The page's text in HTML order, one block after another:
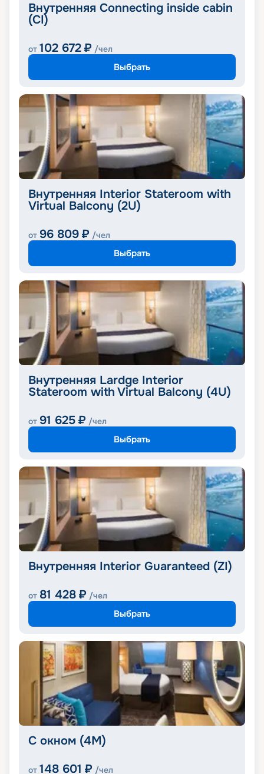
Внутренняя Connecting inside cabin
(CI)
от 102 672 ₽ /чел
Выбрать
Внутренняя Interior Stateroom with
Virtual Balcony (2U)
от 96 809 ₽ /чел
Выбрать
Внутренняя Lardge Interior
Stateroom with Virtual Balcony (4U)
от 91 625 ₽ /чел
Выбрать
Внутренняя Interior Guaranteed (ZI)
от 81 428 ₽ /чел
Выбрать
С окном (4M)
от 148 601 ₽ /чел